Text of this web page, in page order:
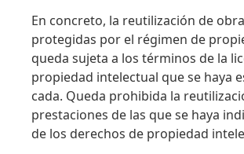
En concreto, la reutilización de
protegidas por el régimen de
queda sujeta a los términos de la
propiedad intelectual que se haya
cada. Queda prohibida la
prestaciones de las que se haya
de los derechos de propiedad